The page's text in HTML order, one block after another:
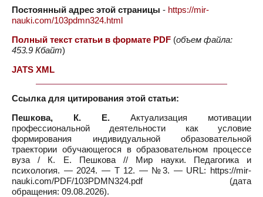
Постоянный адрес этой страницы - https://mir-
nauki.com/103pdmn324.html
Полный текст статьи в формате PDF (объем файла:
453.9 Кбайт)
JATS XML
Ссылка для цитирования этой статьи:
Пешкова, К. Е. Актуализация мотивации
профессиональной деятельности как условие
формирования индивидуальной образовательной
траектории обучающегося в образовательном процессе
вуза / К. Е. Пешкова // Мир науки. Педагогика и
психология. — 2024. — Т 12. — №3. — URL: https://mir-
nauki.com/PDF/103PDMN324.pdf (дата
обращения: 09.08.2026).